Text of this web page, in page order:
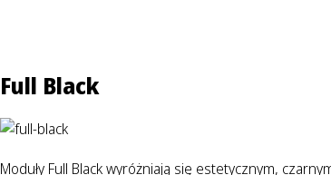
Full Black
Moduły Full Black wyróżniają się estetycznym,